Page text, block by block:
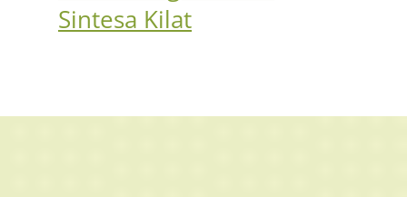
Sintesa Kilat